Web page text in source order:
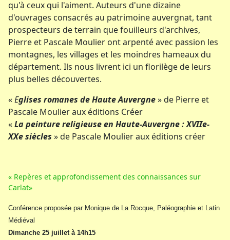
qu'à ceux qui l'aiment. Auteurs d'une dizaine
d'ouvrages consacrés au patrimoine auvergnat, tant
prospecteurs de terrain que fouilleurs d'archives,
Pierre et Pascale Moulier ont arpenté avec passion les
montagnes, les villages et les moindres hameaux du
département. Ils nous livrent ici un florilège de leurs
plus belles découvertes.
«Eglises romanes de Haute Auvergne» de Pierre et
Pascale Moulier aux éditions Créer
«La peinture religieuse en Haute-Auvergne : XVIIe-
XXe siècles » de Pascale Moulier aux éditions créer
« Repères et approfondissement des connaissances sur
Carlat»
Conférence proposée par Monique de La Rocque, Paléographie et Latin
Médiéval
Dimanche 25 juillet à 14h15